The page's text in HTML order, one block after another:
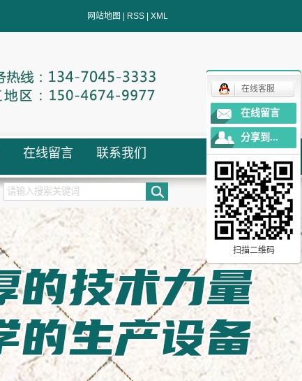
网站地图 RSS XML
在线留言 联系我们
在线客服
在线留言
分享到...
扫描二维码